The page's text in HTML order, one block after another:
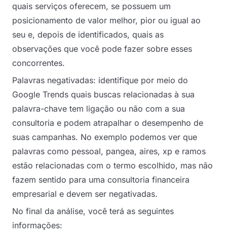
quais serviços oferecem, se possuem um
posicionamento de valor melhor, pior ou igual ao
seu e, depois de identificados, quais as
observações que você pode fazer sobre esses
concorrentes.
Palavras negativadas: identifique por meio do
Google Trends quais buscas relacionadas à sua
palavra-chave tem ligação ou não com a sua
consultoria e podem atrapalhar o desempenho de
suas campanhas. No exemplo podemos ver que
palavras como pessoal, pangea, aires, xp e ramos
estão relacionadas com o termo escolhido, mas não
fazem sentido para uma consultoria financeira
empresarial e devem ser negativadas.
No final da análise, você terá as seguintes
informações: